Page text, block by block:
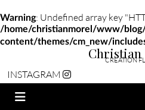
Warning: Undefined array key
/home/christianmorel/www/
content/themes/cm_new/
INSTAGRAM
Christian
CRÉATION